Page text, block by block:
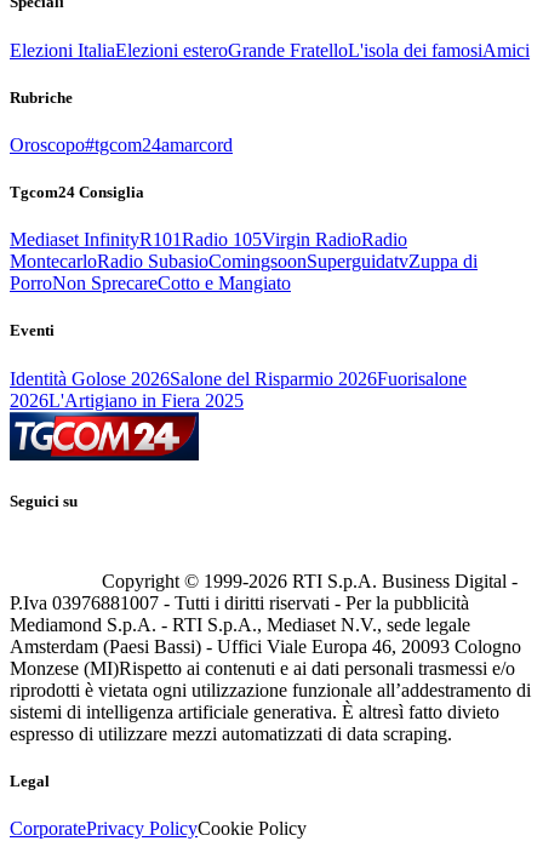
Elezioni ItaliaElezioni esteroGrande FratelloL'isola dei famosiAmici
Rubriche
Oroscopo#tgcom24amarcord
Tgcom24 Consiglia
Mediaset InfinityR101Radio 105Virgin RadioRadio
MontecarloRadio SubasioComingsoonSuperguidatvZuppa di
PorroNon SprecareCotto e Mangiato
Eventi
Identità Golose 2026Salone del Risparmio 2026Fuorisalone
2026L'Artigiano in Fiera 2025
Seguici su
Copyright © 1999-2026 RTI S.p.A. Business Digital -
P.Iva 03976881007 - Tutti i diritti riservati - Per la pubblicità
Mediamond S.p.A. - RTI S.p.A., Mediaset N.V., sede legale
Amsterdam (Paesi Bassi) - Uffici Viale Europa 46, 20093 Cologno
Monzese (MI)Rispetto ai contenuti e ai dati personali trasmessi e/o
riprodotti è vietata ogni utilizzazione funzionale all’addestramento di
sistemi di intelligenza artificiale generativa. È altresì fatto divieto
espresso di utilizzare mezzi automatizzati di data scraping.
Legal
CorporatePrivacy PolicyCookie Policy